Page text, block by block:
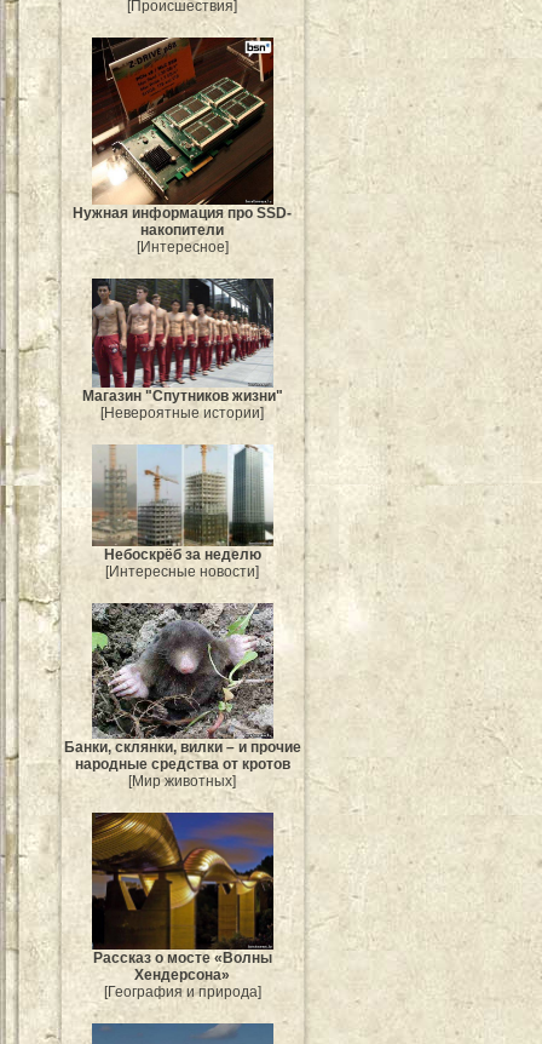
[Происшествия]
Нужная информация про SSD-
накопители
[Интересное]
Магазин "Спутников жизни"
[Невероятные истории]
Небоскрёб за неделю
[Интересные новости]
Банки, склянки, вилки – и прочие
народные средства от кротов
[Мир животных]
Рассказ о мосте «Волны
Хендерсона»
[География и природа]